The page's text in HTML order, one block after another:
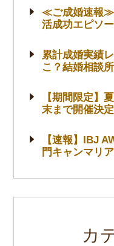
≪ご成婚速報
活成功エピソ
累計成婚実績
こ？結婚相談
【期間限定】
末まで開催決定
【速報】IBJ
門キャンマリ
カ